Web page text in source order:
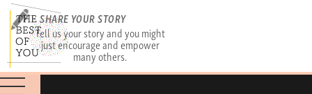
SHARE YOUR STORY
Tell us your story and you might
just encourage and empower
many others.